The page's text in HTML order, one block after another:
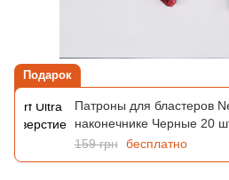
Подарок
Патроны для бластеров
наконечнике Черные 20
159 грн бесплатно